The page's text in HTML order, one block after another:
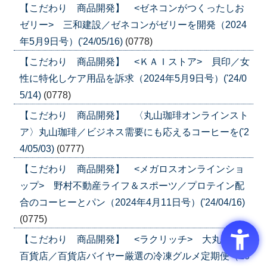
【こだわり 商品開発】 <ゼネコンがつくったしお
ゼリー> 三和建設／ゼネコンがゼリーを開発（2024
年5月9日号）('24/05/16) (0778)
【こだわり 商品開発】 <ＫＡＩストア> 貝印／女
性に特化しケア用品を訴求（2024年5月9日号）('24/0
5/14) (0778)
【こだわり 商品開発】 〈丸山珈琲オンラインスト
ア〉丸山珈琲／ビジネス需要にも応えるコーヒーを('2
4/05/03) (0777)
【こだわり 商品開発】 <メガロスオンラインショ
ップ> 野村不動産ライフ＆スポーツ／プロテイン配
合のコーヒーとパン（2024年4月11日号）('24/04/16)
(0775)
【こだわり 商品開発】 <ラクリッチ> 大丸松坂屋
百貨店／百貨店バイヤー厳選の冷凍グルメ定期便（20